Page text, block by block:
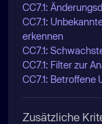
CC7.1:
CC7.1:
erkennen
CC7.1:
CC7.1: Filter zur
CC7.1:
Zusätzliche